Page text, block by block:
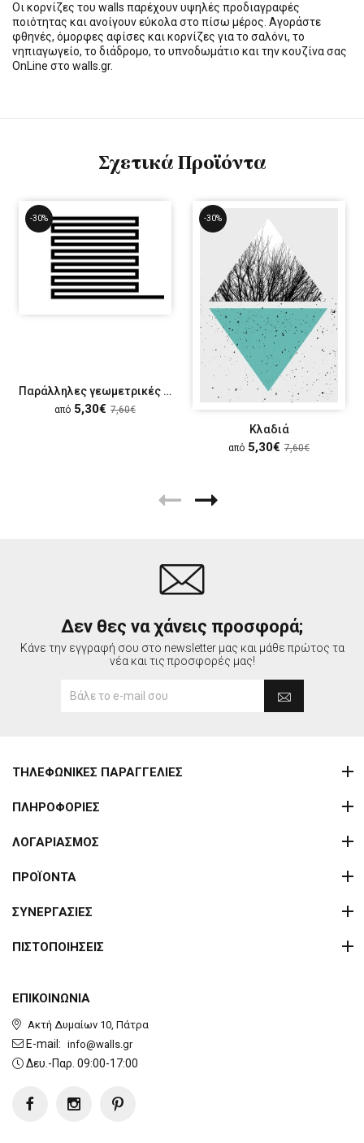
Οι κορνίζες του walls παρέχουν υψηλές προδιαγραφές
ποιότητας και ανοίγουν εύκολα στο πίσω μέρος. Αγοράστε
φθηνές, όμορφες αφίσες και κορνίζες για το σαλόνι, το
νηπιαγωγείο, το διάδρομο, το υπνοδωμάτιο και την κουζίνα σας
OnLine στο walls.gr.
Σχετικά Προϊόντα
-30%
Παράλληλες γεωμετρικές γραμμές
από 5,30€ 7,60€
-30%
Κλαδιά
από 5,30€ 7,60€
Δεν θες να χάνεις προσφορά;
Κάνε την εγγραφή σου στο newsletter μας και μάθε πρώτος τα
νέα και τις προσφορές μας!
ΕΠΙΚΟΙΝΩΝΙΑ
Ακτή Δυμαίων 10, Πάτρα
E-mail: info@walls.gr
Δευ.-Παρ. 09:00-17:00
ΤΗΛΕΦΩΝΙΚΕΣ ΠΑΡΑΓΓΕΛΙΕΣ
ΠΛΗΡΟΦΟΡΙΕΣ
ΛΟΓΑΡΙΑΣΜΟΣ
ΠΡΟΪΟΝΤΑ
ΣΥΝΕΡΓΑΣΙΕΣ
ΠΙΣΤΟΠΟΙΗΣΕΙΣ